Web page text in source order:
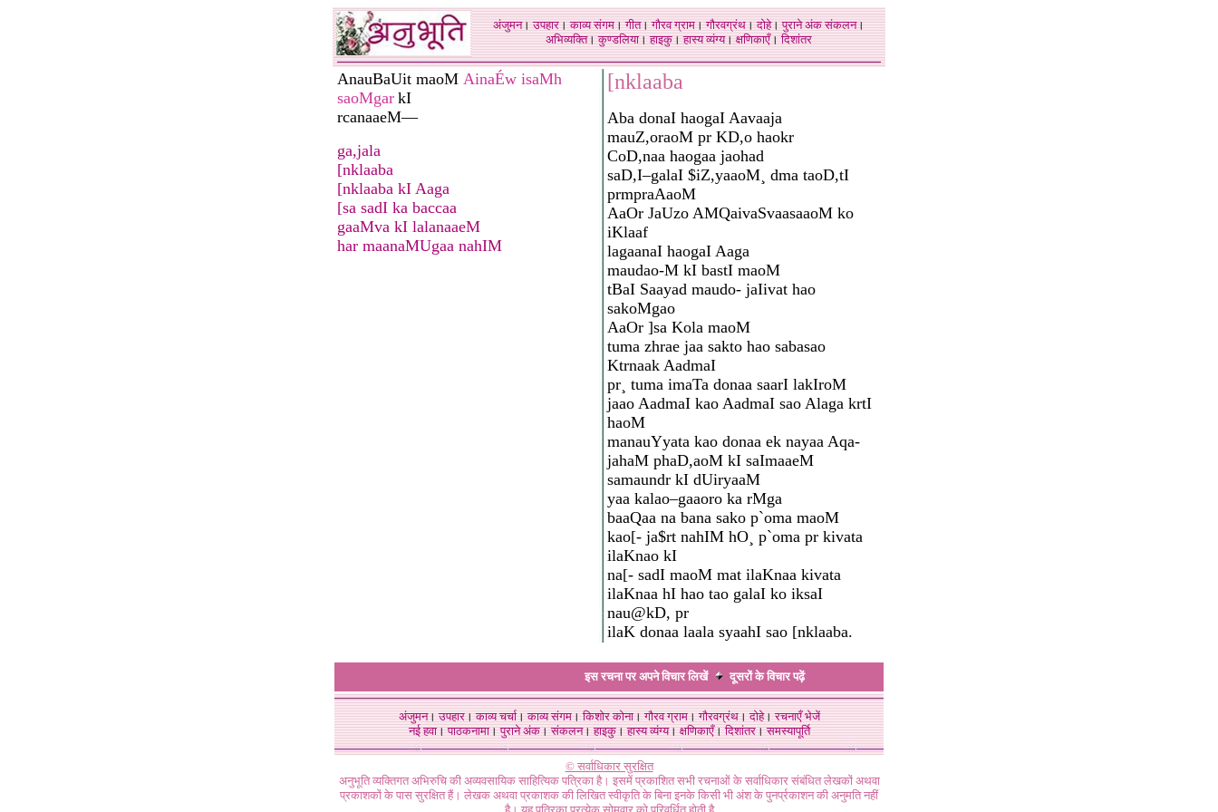
अंजुमन।उपहार।काव्य संगम।गीत।गौरव ग्राम।गौरवग्रंथ।दोहे।पुराने अंक संकलन।
अभिव्यक्ति।कुण्डलिया।हाइकु।हास्य व्यंग्य।क्षणिकाएँ।दिशांतर
AnauBaUit maoM AinaÉw isaMh
saoMgar kI
rcanaaeM—
ga,jala
[nklaaba
[nklaaba kI Aaga
[sa sadI ka baccaa
gaaMva kI lalanaaeM
har maanaMUgaa nahIM
[nklaaba
Aba donaI haogaI Aavaaja
mauZ,oraoM pr KD,o haokr
CoD,naa haogaa jaohad
saD,I–galaI $iZ,yaaoM¸ dma taoD,tI
prmpraAaoM
AaOr JaUzo AMQaivaSvaasaaoM ko
iKlaaf
lagaanaI haogaI Aaga
maudao-M kI bastI maoM
tBaI Saayad maudo- jaIivat hao
sakoMgao
AaOr ]sa Kola maoM
tuma zhrae jaa sakto hao sabasao
Ktrnaak AadmaI
pr¸ tuma imaTa donaa saarI lakIroM
jaao AadmaI kao AadmaI sao Alaga krtI
haoM
manauYyata kao donaa ek nayaa Aqa-
jahaM phaD,aoM kI saImaaeM
samaundr kI dUiryaaM
yaa kalao–gaaoro ka rMga
baaQaa na bana sako p`oma maoM
kao[- ja$rt nahIM hO¸ p`oma pr kivata
ilaKnao kI
na[- sadI maoM mat ilaKnaa kivata
ilaKnaa hI hao tao galaI ko iksaI
nau@kD, pr
ilaK donaa laala syaahI sao [nklaaba.
इस रचना पर अपने विचार लिखें दूसरों के विचारपढ़ें
अंजुमन।उपहार।काव्य चर्चा।काव्य संगम।किशोर कोना।गौरव ग्राम।गौरवग्रंथ।दोहे।रचनाएँ भेजें
नई हवा। पाठकनामा। पुराने अंक। संकलन। हाइकु। हास्य व्यंग्य। क्षणिकाएँ। दिशांतर। समस्यापूर्ति
© सर्वाधिकार सुरक्षित
अनुभूति व्यक्तिगत अभिरुचि की अव्यवसायिक साहित्यिक पत्रिका है। इसमें प्रकाशित सभी रचनाओं के सर्वाधिकार संबंधित लेखकों अथवा
प्रकाशकों के पास सुरक्षित हैं। लेखक अथवा प्रकाशक की लिखित स्वीकृति के बिना इनके किसी भी अंश के पुनर्प्रकाशन की अनुमति नहीं